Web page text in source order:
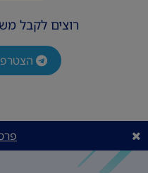
רוצים לקבל